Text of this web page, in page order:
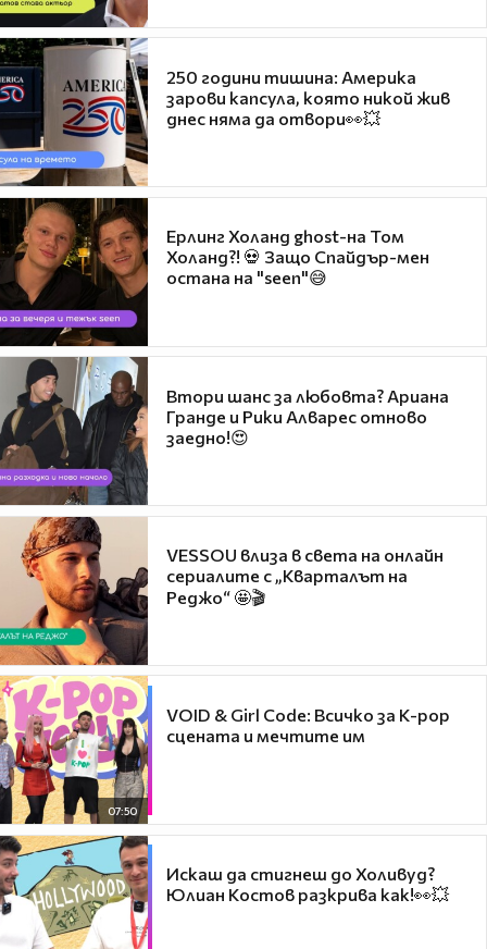
250 години тишина: Америка
зарови капсула, която никой жив
днес няма да отвори👀💥
Ерлинг Холанд ghost-на Том
Холанд?! 💀 Защо Спайдър-мен
остана на "seen"😅
Втори шанс за любовта? Ариана
Гранде и Рики Алварес отново
заедно!😍
VESSOU влиза в света на онлайн
сериалите с „Кварталът на
Реджо“ 🤩🎬
07:50
VOID & Girl Code: Всичко за K-pop
сцената и мечтите им
Искаш да стигнеш до Холивуд?
Юлиан Костов разкрива как!👀💥